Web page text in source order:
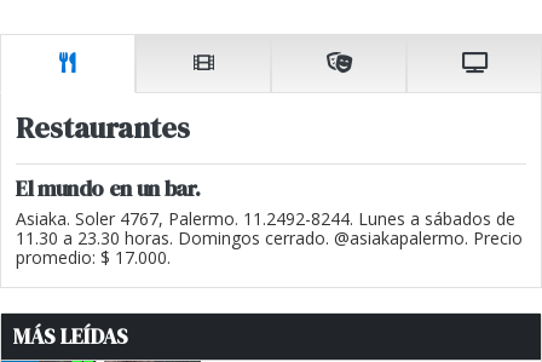
Restaurantes
El mundo en un bar.
Asiaka. Soler 4767, Palermo. 11.2492-8244. Lunes a sábados de
11.30 a 23.30 horas. Domingos cerrado. @asiakapalermo. Precio
promedio: $ 17.000.
MÁS LEÍDAS